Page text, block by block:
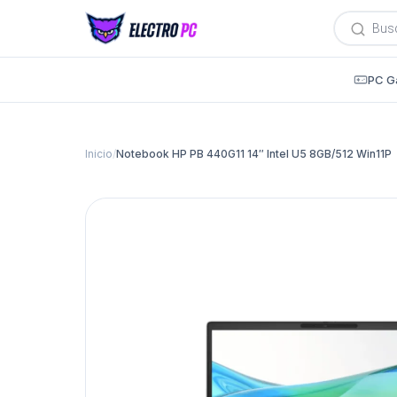
de
PC
Inicio/Notebook HP PB 440G11 14″ Intel U5 8GB/512 Win11P